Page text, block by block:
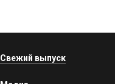
Свежий выпуск